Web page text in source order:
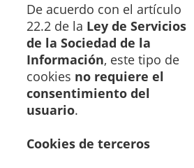
De acuerdo con el artículo
22.2 de la Ley de Servicios
de la Sociedad de la
Información, este tipo de
cookies no requiere el
consentimiento del
usuario.
Cookies de terceros